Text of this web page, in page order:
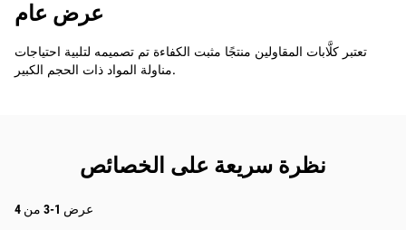
عرض عام
تعتبر كلَّابات المقاولين منتجًا مثبت الكفاءة تم تصميمه لتلبية احتياجات
مناولة المواد ذات الحجم الكبير.
نظرة سريعة على الخصائص
عرض 1-3 من 4